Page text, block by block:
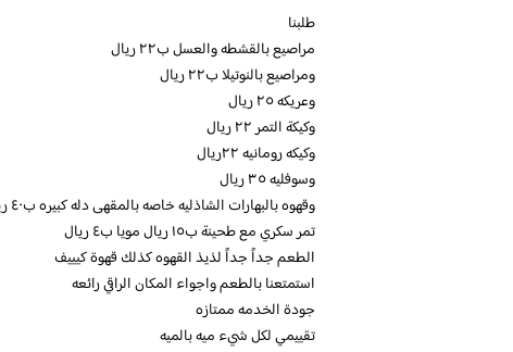
طلبنا
مراصيع بالقشطه والعسل ب٢٢ ريال
ومراصيع بالنوتيلا ب٢٢ ريال
وعريكه ٢٥ ريال
وكيكة التمر ٢٢ ريال
وكيكه رومانيه ٢٢ريال
وسوفليه ٣٥ ريال
وقهوه بالبهارات الشاذليه خاصه بالمقهى دله كبيره ب٤٠ ريال
تمر سكري مع طحينة ب١٥ ريال مويا ب٤ ريال
الطعم جداً جداً لذيذ القهوه كذلك قهوة كيييف
استمتعنا بالطعم واجواء المكان الراقي رائعه
جودة الخدمه ممتازه
تقييمي لكل شيء ميه بالميه